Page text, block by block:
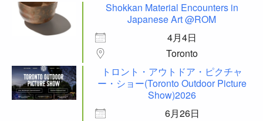
Shokkan Material Encounters in
Japanese Art @ROM
4月4日
Toronto
トロント・アウトドア・ピクチャ
ー・ショー(Toronto Outdoor Picture
Show)2026
6月26日